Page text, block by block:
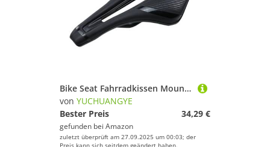
Bike Seat Fahrradkissen Mountainbike-Rennsattel 143MM Sattel, Fahrradzubehör(Black Black Line)
von YUCHUANGYE
Bester Preis
34,29 €
gefunden bei Amazon
zuletzt überprüft am 27.09.2025 um 00:03; der
Preis kann sich seitdem geändert haben.